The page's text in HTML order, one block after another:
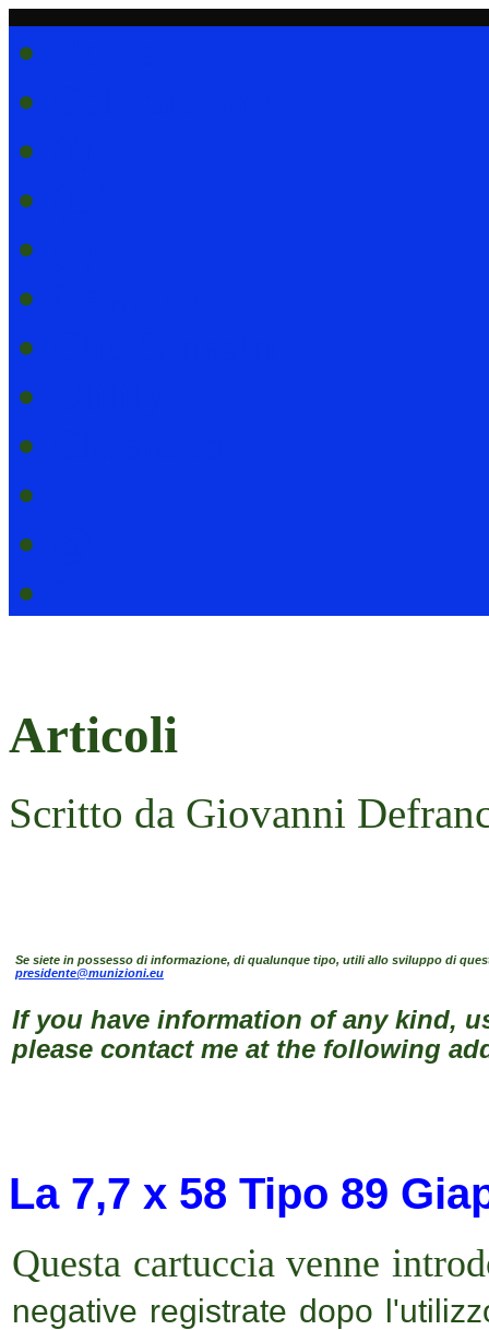
Articoli
Scritto da Giovanni
Se siete in possesso di informazione, di qualunque tipo, utili allo sviluppo di
presidente@munizioni.eu
If you have information of any kind,
please contact me at the following
La 7,7 x 58 Tipo 89
Questa cartuccia venne
negative registrate dopo